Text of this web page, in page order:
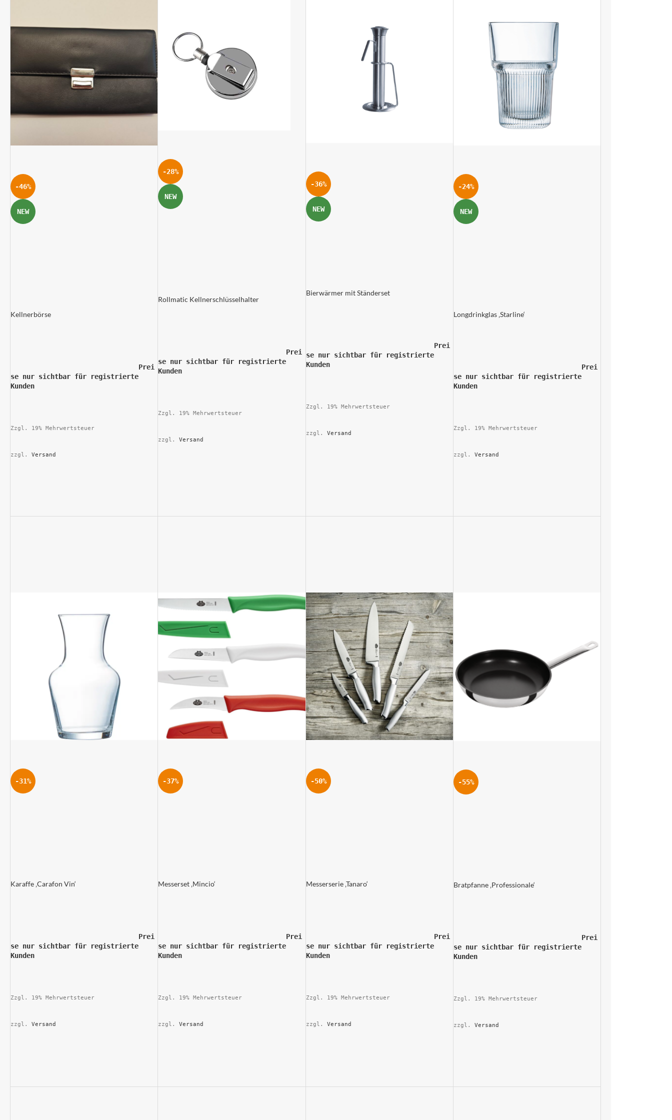
-46%
NEW
Kellnerbörse
se nur sichtbar für registrierte
Zzgl. 19% Mehrwertsteuer
zzgl. Versand
-28%
NEW
Rollmatic Kellnerschlüsselhalter
se nur sichtbar für registrierte
Zzgl. 19% Mehrwertsteuer
zzgl. Versand
-36%
NEW
Bierwärmer mit Ständerset
se nur sichtbar für registrierte
Kunden
Zzgl. 19% Mehrwertsteuer
zzgl. Versand
-24%
NEW
Longdrinkglas ‚Starline‘
se nur sichtbar für registrierte
Kunden
Zzgl. 19% Mehrwertsteuer
zzgl. Versand
-31%
Karaffe ‚Carafon Vin‘
se nur sichtbar für registrierte
Zzgl. 19% Mehrwertsteuer
zzgl. Versand
-37%
Messerset ‚Mincio‘
se nur sichtbar für registrierte
Zzgl. 19% Mehrwertsteuer
zzgl. Versand
-50%
Messerserie ‚Tanaro‘
se nur sichtbar für registrierte
Kunden
Zzgl. 19% Mehrwertsteuer
zzgl. Versand
-55%
Bratpfanne ‚Professionale‘
se nur sichtbar für registrierte
Kunden
Zzgl. 19% Mehrwertsteuer
zzgl. Versand